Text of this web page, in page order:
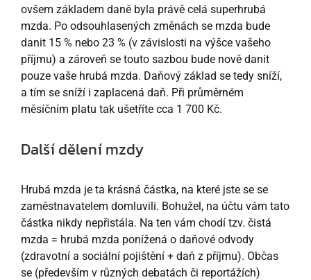
ovšem základem daně byla právě celá superhrubá
mzda. Po odsouhlasených změnách se mzda bude
danit 15 % nebo 23 % (v závislosti na výšce vašeho
příjmu) a zároveň se touto sazbou bude nově danit
pouze vaše hrubá mzda. Daňový základ se tedy sníží,
a tím se sníží i zaplacená daň. Při průměrném
měsíčním platu tak ušetříte cca 1 700 Kč.
Další dělení mzdy
Hrubá mzda je ta krásná částka, na které jste se se
zaměstnavatelem domluvili. Bohužel, na účtu vám tato
částka nikdy nepřistála. Na ten vám chodí tzv. čistá
mzda = hrubá mzda ponížená o daňové odvody
(zdravotní a sociální pojištění + daň z příjmu). Občas
se (především v různých debatách či reportážích)